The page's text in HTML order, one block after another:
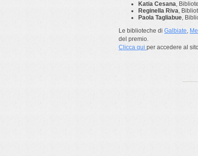
Katia Cesana,
Reginella Riva,
Paola Tagliabue,
Le biblioteche di Galbiate,
del premio.
Clicca qui per accedere al